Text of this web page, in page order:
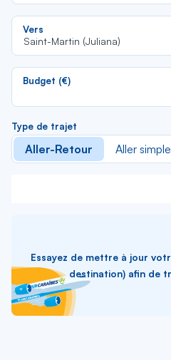
Vers
Saint-Martin (Juliana)
Budget (€)
Type de trajet
Aller-Retour Aller simple
Essayez de mettre à jour
destination) afin de